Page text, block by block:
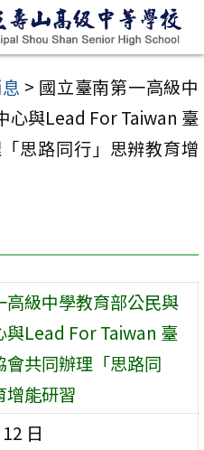
> 國立臺南第一高級中
心與Lead For Taiwan 臺
思路同行」思辨教育增
高級中學教育部公民與
與Lead For Taiwan 臺
會共同辦理「思路同
增能研習
日